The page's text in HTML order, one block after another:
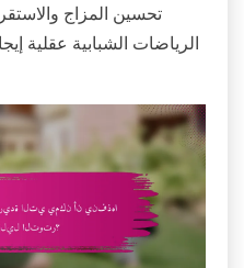
تحسين المزاج
الرياضات الشبابية عقلية